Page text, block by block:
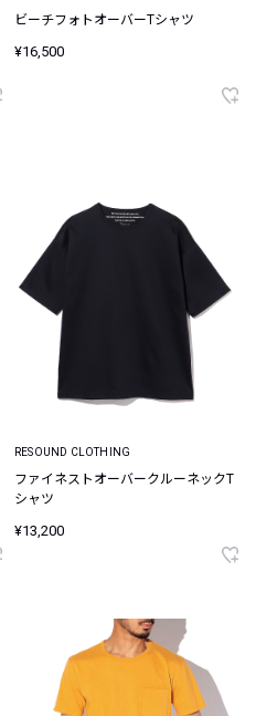
ビーチフォトオーバーTシャツ
¥16,500
RESOUND CLOTHING
ファイネストオーバークルーネックT
シャツ
¥13,200